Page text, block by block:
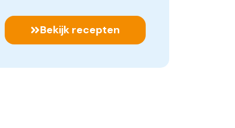
Bekijk recepten